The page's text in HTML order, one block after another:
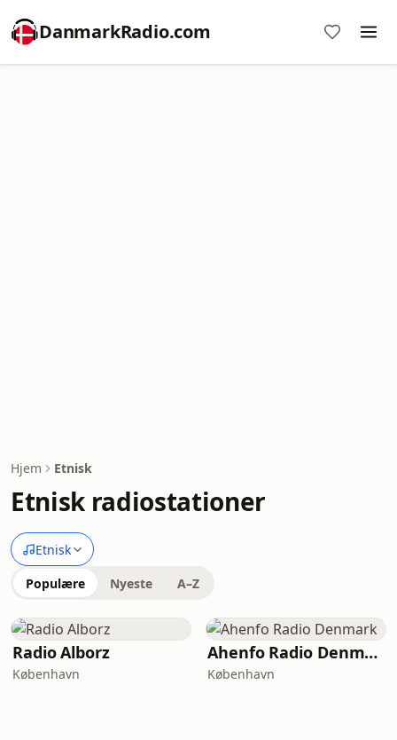
DanmarkRadio.com
Hjem Etnisk
Etnisk radiostationer
Etnisk
Populære Nyeste A–Z
Radio Alborz
København
Ahenfo Radio Denmark
København